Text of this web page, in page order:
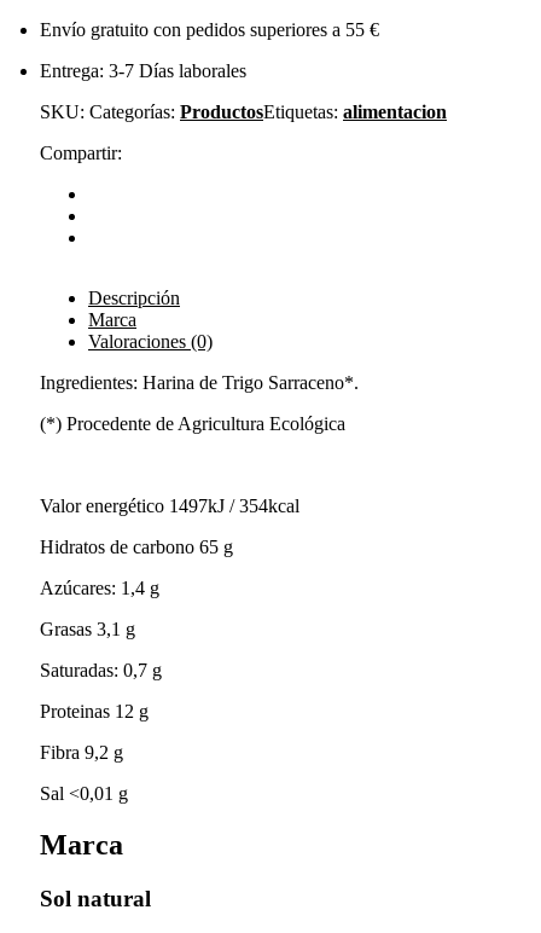
Envío gratuito con pedidos superiores a 55 €
Entrega: 3-7 Días laborales
SKU: Categorías: ProductosEtiquetas: alimentacion
Compartir:
Descripción
Marca
Valoraciones (0)
Ingredientes: Harina de Trigo Sarraceno*.
(*) Procedente de Agricultura Ecológica
Valor energético 1497kJ / 354kcal
Hidratos de carbono 65 g
Azúcares: 1,4 g
Grasas 3,1 g
Saturadas: 0,7 g
Proteinas 12 g
Fibra 9,2 g
Sal <0,01 g
Marca
Sol natural